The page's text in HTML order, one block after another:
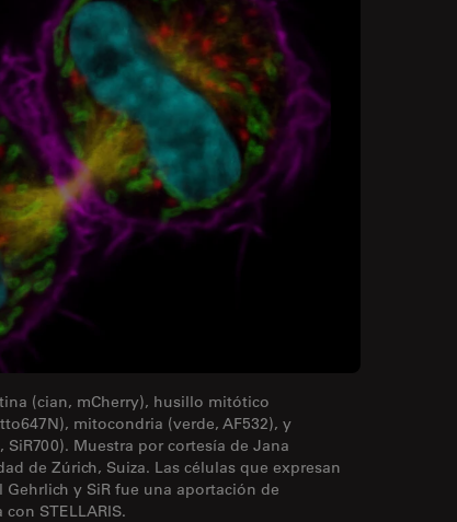
(cian, mCherry), husillo mitótico
mitocondria (verde, AF532), y
Muestra por cortesía de Jana
de Zúrich, Suiza. Las células que expresan
y SiR fue una aportación de
STELLARIS.